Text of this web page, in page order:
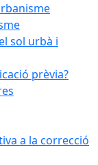
sol urbà i
prèvia?
a la correcció